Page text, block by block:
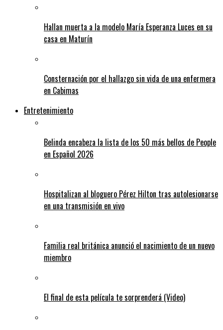
Hallan muerta a la modelo María Esperanza Luces en su
casa en Maturín
Consternación por el hallazgo sin vida de una enfermera
en Cabimas
Entretenimiento
Belinda encabeza la lista de los 50 más bellos de People
en Español 2026
Hospitalizan al bloguero Pérez Hilton tras autolesionarse
en una transmisión en vivo
Familia real británica anunció el nacimiento de un nuevo
miembro
El final de esta película te sorprenderá (Video)